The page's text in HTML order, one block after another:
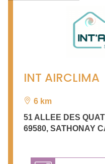
INT AIRCLIMA
6 km
51 ALLEE DES
69580, SATHONAY